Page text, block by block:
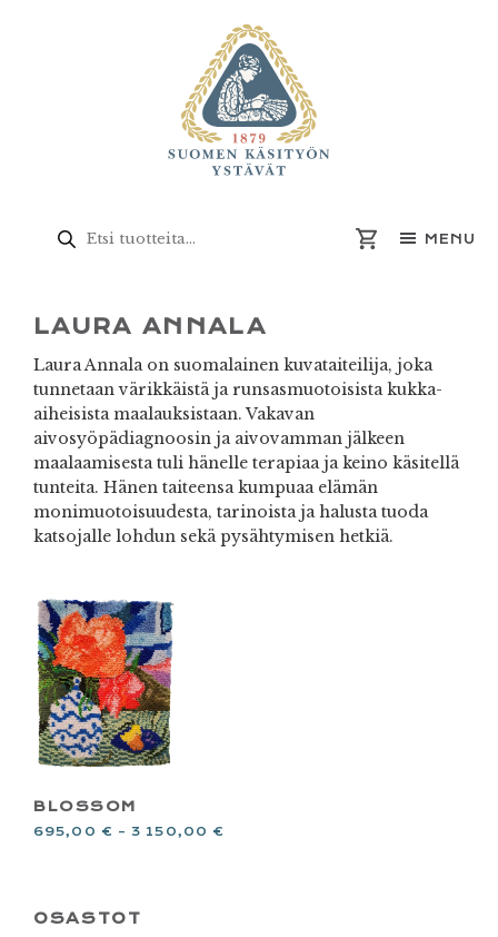
search MENU
LAURA ANNALA
Laura Annala on suomalainen kuvataiteilija, joka
tunnetaan värikkäistä ja runsasmuotoisista kukka-
aiheisista maalauksistaan. Vakavan
aivosyöpädiagnoosin ja aivovamman jälkeen
maalaamisesta tuli hänelle terapiaa ja keino käsitellä
tunteita. Hänen taiteensa kumpuaa elämän
monimuotoisuudesta, tarinoista ja halusta tuoda
katsojalle lohdun sekä pysähtymisen hetkiä.
BLOSSOM
695,00 € – 3 150,00 €
PRIMARY
OSASTOT